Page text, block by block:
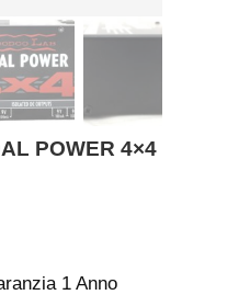
POWER 4×4
1 Anno